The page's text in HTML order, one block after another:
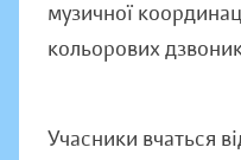
музичної
кольорових
Учасники вчаться